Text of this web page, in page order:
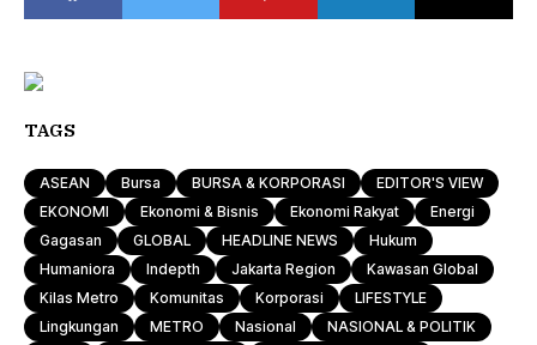
TAGS
ASEAN Bursa BURSA & KORPORASI
EDITOR'S VIEW
EKONOMI
Ekonomi & Bisnis Ekonomi Rakyat
Energi
Gagasan
GLOBAL HEADLINE NEWS
Hukum
Humaniora
Indepth Jakarta Region
Kawasan Global
Kilas Metro
Komunitas Korporasi
LIFESTYLE
Lingkungan
METRO Nasional
NASIONAL & POLITIK